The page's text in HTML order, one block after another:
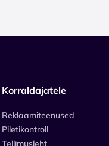
Korraldajatele
Reklaamiteenused
Piletikontroll
Tellimusleht